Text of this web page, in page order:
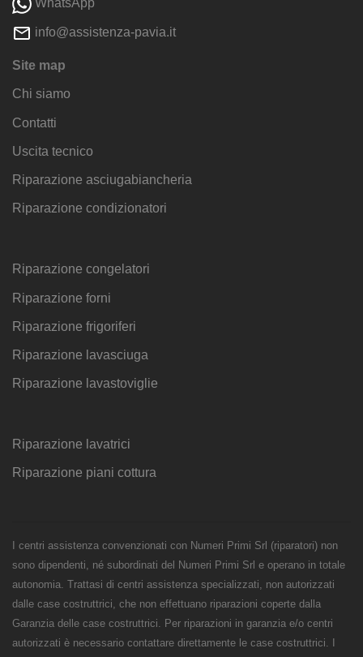
WhatsApp
info@assistenza-pavia.it
Site map
Chi siamo
Contatti
Uscita tecnico
Riparazione asciugabiancheria
Riparazione condizionatori
Riparazione congelatori
Riparazione forni
Riparazione frigoriferi
Riparazione lavasciuga
Riparazione lavastoviglie
Riparazione lavatrici
Riparazione piani cottura
I centri assistenza convenzionati con Numeri Primi Srl (riparatori) non
sono dipendenti, né subordinati del Numeri Primi Srl e operano in totale
autonomia. Trattasi di centri assistenza specializzati, non autorizzati
dalle case costruttrici, che non effettuano riparazioni coperte dalla
Garanzia delle case costruttrici. Per riparazioni in garanzia e/o centri
autorizzati è necessario contattare direttamente le case costruttrici. I